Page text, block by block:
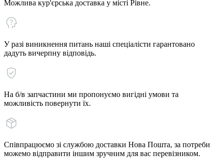
Можлива кур'єрська доставка у місті Рівне.
У разі виникнення питань наші спеціалісти гарантовано
дадуть вичерпну відповідь.
На б/в запчастини ми пропонуємо вигідні умови та
можливість повернути їх.
Співпрацюємо зі службою доставки Нова Пошта, за потреби
можемо відправити іншим зручним для вас перевізником.